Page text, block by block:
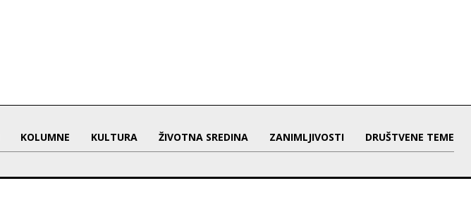
KOLUMNE KULTURA ŽIVOTNA SREDINA ZANIMLJIVOSTI DRUŠTVENE TEME